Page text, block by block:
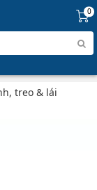
0
treo & lái